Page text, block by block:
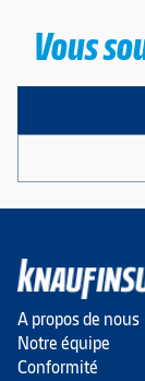
Vous
A propos de nous
Notre équipe
Conformité